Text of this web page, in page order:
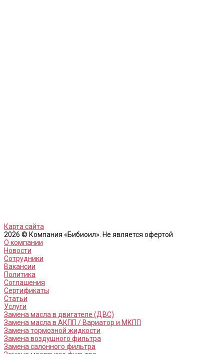
Карта сайта
2026 © Компания «Бибиоил». Не является офертой
О компании
Новости
Сотрудники
Вакансии
Политика
Соглашения
Сертификаты
Статьи
Услуги
Замена масла в двигателе (ДВС)
Замена масла в АКПП / Вариатор и МКПП
Замена тормозной жидкости
Замена воздушного фильтра
Замена салонного фильтра